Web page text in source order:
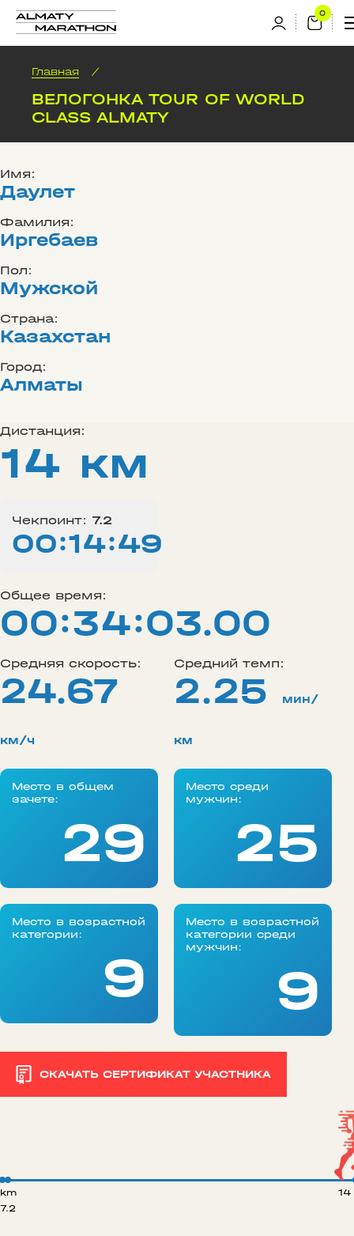
Главная /
ВЕЛОГОНКА TOUR OF WORLD
CLASS ALMATY
Имя:
Даулет
Фамилия:
Иргебаев
Пол:
Мужской
Страна:
Казахстан
Город:
Алматы
Дистанция:
14 км
Чекпоинт: 7.2
00:14:49
Общее время:
00:34:03.00
Средняя скорость:
24.67
км/ч
Средний темп:
2.25 мин/
км
Место в общем
зачете:
29
Место среди
мужчин:
25
Место в возрастной
категории:
9
Место в возрастной
категории среди
мужчин:
9
СКАЧАТЬ СЕРТИФИКАТ УЧАСТНИКА
7.2
14